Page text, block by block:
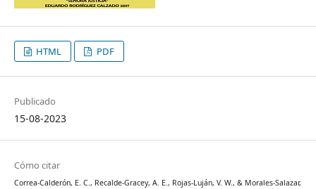
HTML PDF
Publicado
15-08-2023
Cómo citar
Correa-Calderón, E. C., Recalde-Gracey, A. E., Rojas-Luján, V. W., & Morales-Salazar,